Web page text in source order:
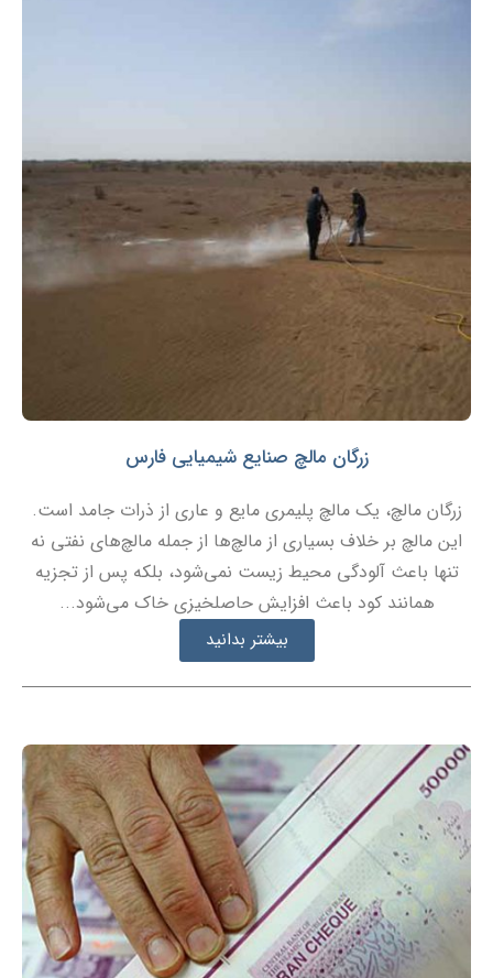
زرگان مالچ صنایع شیمیایی فارس
زرگان مالچ، یک مالچ پلیمری مایع و عاری از ذرات جامد است.
این مالچ بر خلاف بسیاری از مالچ‌ها از جمله مالچ‌های نفتی نه
تنها باعث آلودگی محیط زیست نمی‌شود، بلکه پس از تجزیه
همانند کود باعث افزایش حاصلخیزی خاک می‌شود...
بیشتر بدانید